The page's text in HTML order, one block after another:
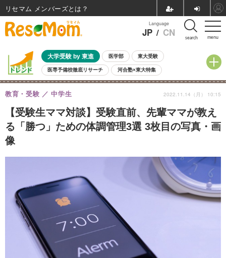
menu
Language
JP / CN search
大学受験 by 東進 医学部 東大受験
医専予備校徹底リサーチ 河合塾×東大特集
親子で考える大学選び 高校受験 中学受験 小学校受験
共通テスト 夏休み
8月開催イベント・WS 全国公立高校 過去問 人気記事
自由研究教材（小学生向け） 自由研究教材（中学生向け） ランキング
【受験生ママ対談】受験直前、先輩ママが教え
る「勝つ」ための体調管理3選 3枚目の写真・画
像
教育・受験 中学生 2022.11.14（月） 10:15
リセマム メンバーズ